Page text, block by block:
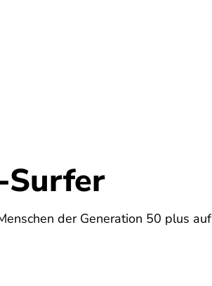
Surfer
der Generation 50 plus auf